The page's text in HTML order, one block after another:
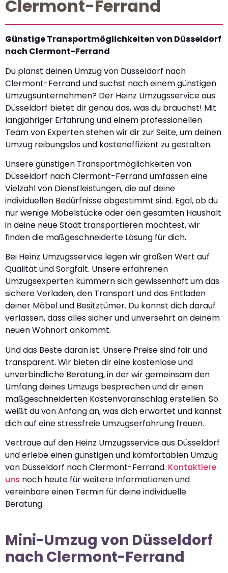
Clermont-Ferrand
Günstige Transportmöglichkeiten von Düsseldorf
nach Clermont-Ferrand
Du planst deinen Umzug von Düsseldorf nach
Clermont-Ferrand und suchst nach einem günstigen
Umzugsunternehmen? Der Heinz Umzugsservice aus
Düsseldorf bietet dir genau das, was du brauchst! Mit
langjähriger Erfahrung und einem professionellen
Team von Experten stehen wir dir zur Seite, um deinen
Umzug reibungslos und kosteneffizient zu gestalten.
Unsere günstigen Transportmöglichkeiten von
Düsseldorf nach Clermont-Ferrand umfassen eine
Vielzahl von Dienstleistungen, die auf deine
individuellen Bedürfnisse abgestimmt sind. Egal, ob du
nur wenige Möbelstücke oder den gesamten Haushalt
in deine neue Stadt transportieren möchtest, wir
finden die maßgeschneiderte Lösung für dich.
Bei Heinz Umzugsservice legen wir großen Wert auf
Qualität und Sorgfalt. Unsere erfahrenen
Umzugsexperten kümmern sich gewissenhaft um das
sichere Verladen, den Transport und das Entladen
deiner Möbel und Besitztümer. Du kannst dich darauf
verlassen, dass alles sicher und unversehrt an deinem
neuen Wohnort ankommt.
Und das Beste daran ist: Unsere Preise sind fair und
transparent. Wir bieten dir eine kostenlose und
unverbindliche Beratung, in der wir gemeinsam den
Umfang deines Umzugs besprechen und dir einen
maßgeschneiderten Kostenvoranschlag erstellen. So
weißt du von Anfang an, was dich erwartet und kannst
dich auf eine stressfreie Umzugserfahrung freuen.
Vertraue auf den Heinz Umzugsservice aus Düsseldorf
und erlebe einen günstigen und komfortablen Umzug
von Düsseldorf nach Clermont-Ferrand. Kontaktiere
uns noch heute für weitere Informationen und
vereinbare einen Termin für deine individuelle
Beratung.
Mini-Umzug von Düsseldorf
nach Clermont-Ferrand